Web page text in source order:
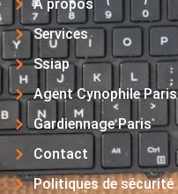
A propos
Services
Ssiap
Agent Cynophile Paris
Gardiennage Paris
Contact
Politiques de sécurité